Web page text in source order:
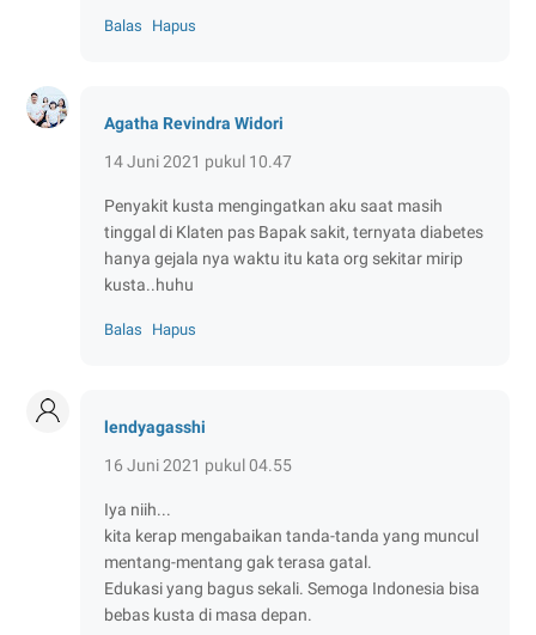
Balas Hapus
Agatha Revindra Widori
14 Juni 2021 pukul 10.47
Penyakit kusta mengingatkan aku saat masih
tinggal di Klaten pas Bapak sakit, ternyata diabetes
hanya gejala nya waktu itu kata org sekitar mirip
kusta..huhu
Balas Hapus
lendyagasshi
16 Juni 2021 pukul 04.55
Iya niih...
kita kerap mengabaikan tanda-tanda yang muncul
mentang-mentang gak terasa gatal.
Edukasi yang bagus sekali. Semoga Indonesia bisa
bebas kusta di masa depan.